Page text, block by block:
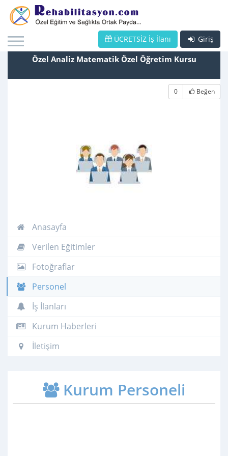
Giriş
ÜCRETSİZ İş İlanı
Özel Analiz Matematik Özel Öğretim Kursu
0 Beğen
Anasayfa
Verilen Eğitimler
Fotoğraflar
Personel
İş İlanları
Kurum Haberleri
İletişim
Kurum Personeli